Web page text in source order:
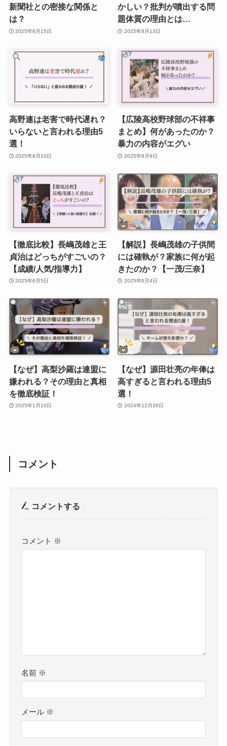
新聞社との密接な関係と
は？
2025年8月15日
かしい？批判が噴出する問
題体質の理由とは…
2025年8月13日
高野連は老害で時代遅れ？
いらないと言われる理由5
選！
2025年8月10日
【広陵高校野球部の不祥事
まとめ】何があったのか？
暴力の内容がエグい
2025年8月9日
【徹底比較】長嶋茂雄と王
貞治はどっちがすごいの？
【成績/人気/指導力】
2025年6月5日
【解説】長嶋茂雄の子供間
には確執が？家族に何が起
きたのか？【一茂/三奈】
2025年6月4日
【なぜ】高梨沙羅は連盟に
嫌われる？その理由と真相
を徹底検証！
2025年1月10日
【なぜ】源田壮亮の年俸は
高すぎると言われる理由5
選！
2024年12月26日
コメント
コメントする
コメント ※
名前 ※
メール ※